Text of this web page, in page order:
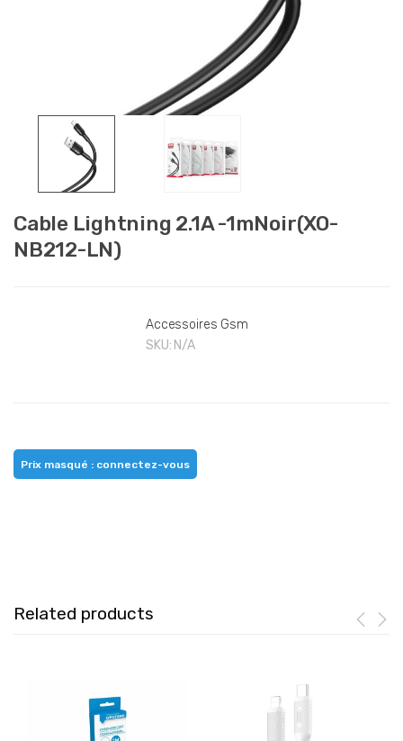
Cable Lightning 2.1A -1mNoir(XO-
NB212-LN)
Accessoires Gsm
SKU: N/A
Prix masqué : connectez-vous
Related products